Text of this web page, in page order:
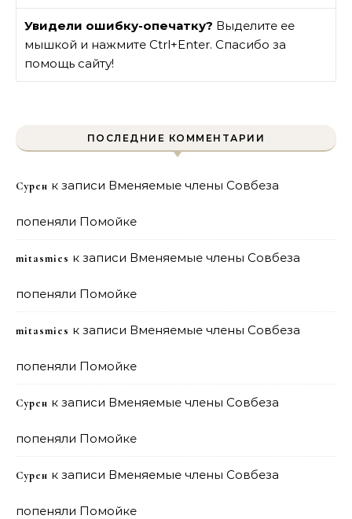
Увидели ошибку-опечатку? Выделите ее
мышкой и нажмите Ctrl+Enter. Спасибо за
помощь сайту!
ПОСЛЕДНИЕ КОММЕНТАРИИ
Сурен к записи Вменяемые члены Совбеза
попеняли Помойке
mitasmies к записи Вменяемые члены Совбеза
попеняли Помойке
mitasmies к записи Вменяемые члены Совбеза
попеняли Помойке
Сурен к записи Вменяемые члены Совбеза
попеняли Помойке
Сурен к записи Вменяемые члены Совбеза
попеняли Помойке